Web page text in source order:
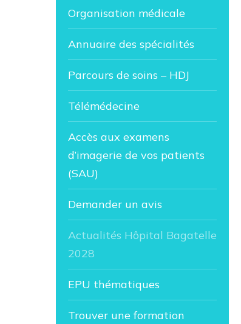
Organisation médicale
Annuaire des spécialités
Parcours de soins – HDJ
Télémédecine
Accès aux examens
d’imagerie de vos patients
(SAU)
Demander un avis
Actualités Hôpital Bagatelle
2028
EPU thématiques
Trouver une formation